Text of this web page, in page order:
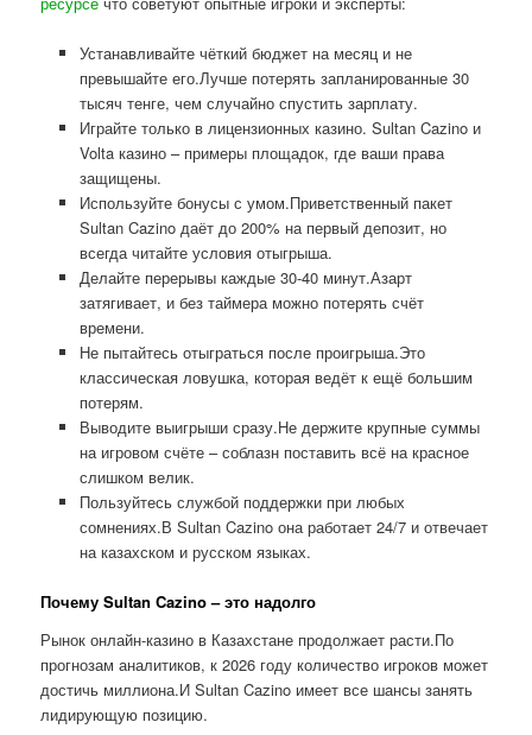
Устанавливайте чёткий бюджет на месяц и не
превышайте его.Лучше потерять запланированные 30
тысяч тенге, чем случайно спустить зарплату.
Играйте только в лицензионных казино. Sultan Cazino и
Volta казино – примеры площадок, где ваши права
защищены.
Используйте бонусы с умом.Приветственный пакет
Sultan Cazino даёт до 200% на первый депозит, но
всегда читайте условия отыгрыша.
Делайте перерывы каждые 30-40 минут.Азарт
затягивает, и без таймера можно потерять счёт
времени.
Не пытайтесь отыграться после проигрыша.Это
классическая ловушка, которая ведёт к ещё большим
потерям.
Выводите выигрыши сразу.Не держите крупные суммы
на игровом счёте – соблазн поставить всё на красное
слишком велик.
Пользуйтесь службой поддержки при любых
сомнениях.В Sultan Cazino она работает 24/7 и отвечает
на казахском и русском языках.
Почему Sultan Cazino – это надолго
Рынок онлайн-казино в Казахстане продолжает расти.По
прогнозам аналитиков, к 2026 году количество игроков может
достичь миллиона.И Sultan Cazino имеет все шансы занять
лидирующую позицию.